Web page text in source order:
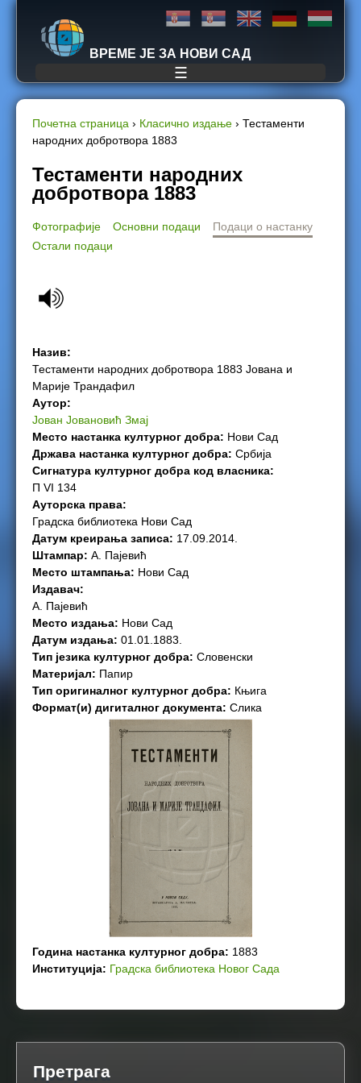
Jump to navigation
ВРЕМЕ ЈЕ ЗА НОВИ САД
☰
Y
o
a
h
e
r
e
Почетна страница › Класично издање › Тестаменти
народних добротвора 1883
Тестаменти народних
добротвора 1883
Фотографије Основни подаци
Подаци о настанку
Остали подаци
Назив:
Тестаменти народних добротвора 1883 Јована и
Марије Трандафил
Аутор:
Јован Јовановић Змај
Место настанка културног добра: Нови Сад
Држава настанка културног добра: Србија
Сигнатура културног добра код власника:
П VI 134
Ауторска права:
Градска библиотека Нови Сад
Датум креирања записа: 17.09.2014.
Штампар: А. Пајевић
Место штампања: Нови Сад
Издавач:
А. Пајевић
Место издања: Нови Сад
Датум издања: 01.01.1883.
Тип језика културног добра: Словенски
Материјал: Папир
Тип оригиналног културног добра: Књига
Формат(и) дигиталног документа: Слика
Година настанка културног добра: 1883
Институција: Градска библиотека Новог Сада
Претрага